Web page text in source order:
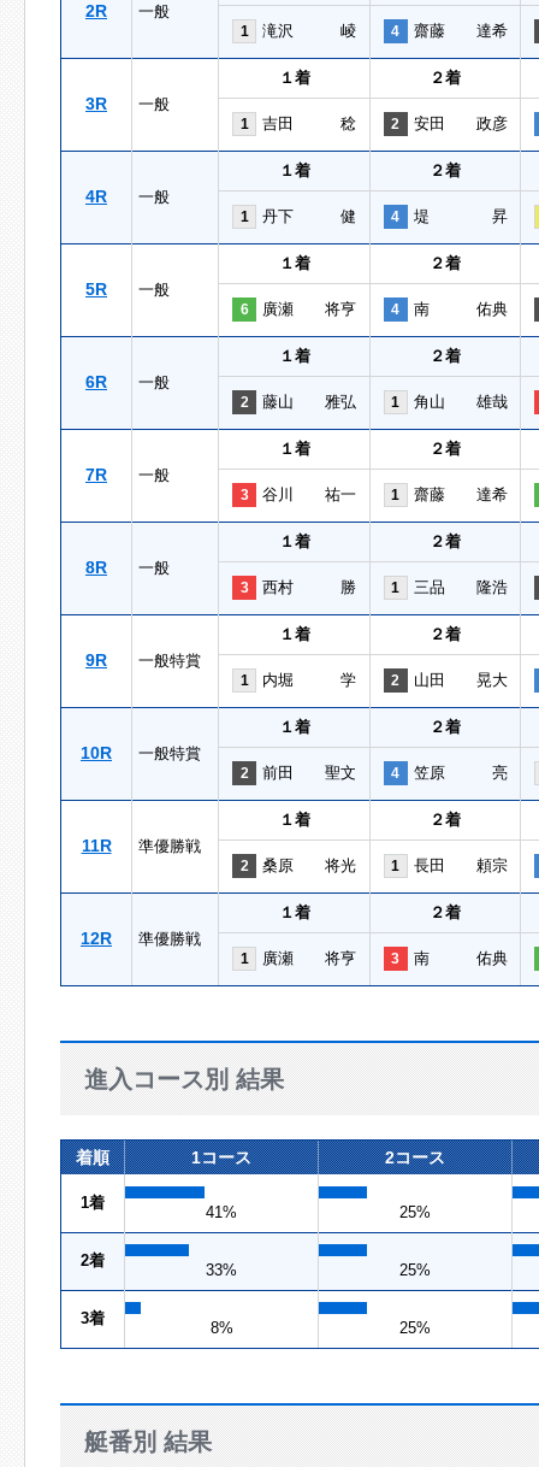
2R 一般
1 滝沢 崚 4 齋藤 達希
3R 一般
１着 ２着
1 吉田 稔 2 安田 政彦
4R 一般
１着 ２着
1 丹下 健 4 堤 昇
5R 一般
１着 ２着
6 廣瀬 将亨 4 南 佑典
6R 一般
１着 ２着
2 藤山 雅弘 1 角山 雄哉
7R 一般
１着 ２着
3 谷川 祐一 1 齋藤 達希
8R 一般
１着 ２着
3 西村 勝 1 三品 隆浩
9R 一般特賞
１着 ２着
1 内堀 学 2 山田 晃大
10R 一般特賞
１着 ２着
2 前田 聖文 4 笠原 亮
11R 準優勝戦
１着 ２着
2 桑原 将光 1 長田 頼宗
12R 準優勝戦
１着 ２着
1 廣瀬 将亨 3 南 佑典
進入コース別 結果
着順 1コース 2コース
1着
41% 25%
2着
33% 25%
3着
8% 25%
艇番別 結果